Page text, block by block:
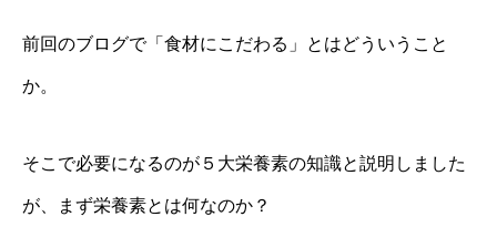
前回のブログで「食材にこだわる」とはどういうこと
か。
そこで必要になるのが５大栄養素の知識と説明しました
が、まず栄養素とは何なのか？